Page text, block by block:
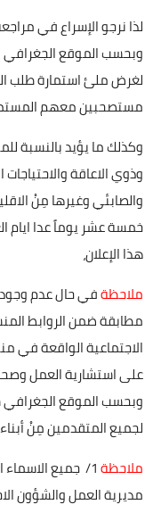
لذا نرجو الإسراع في
وبحسب الموقع
لغرض ملئ استمارة طلب
مستصحبين معهم
وكذلك ما يؤيد بالنسبة
وذوي الاعاقة
خمسة عشر يوماً عدا ايام
هذا الإعلان،
ملاحظةفي حال عدم وجود
مطابقة ضمن الروابط
الاجتماعية الواقعة في
على استشارية العمل
وبحسب الموقع الجغرافي
لجميع المتقدمين مِنْ
ملاحظة 1/ جميع الاسماء
مديرية العمل والشؤون